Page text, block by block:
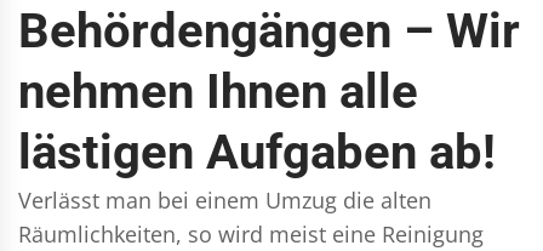
Behördengängen – Wir
nehmen Ihnen alle
lästigen Aufgaben ab!
Verlässt man bei einem Umzug die alten
Räumlichkeiten, so wird meist eine Reinigung